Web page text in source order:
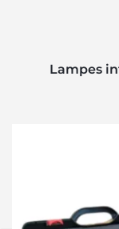
Lampes